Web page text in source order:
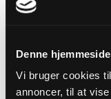
Denne
Vi bruger cookies
annoncer, til at
og at fåret skal
måde, hvor man
Det indikerer, at
siger Anne